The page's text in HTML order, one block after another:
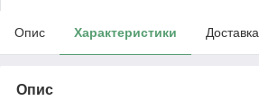
Опис Характеристики Доставка
Опис